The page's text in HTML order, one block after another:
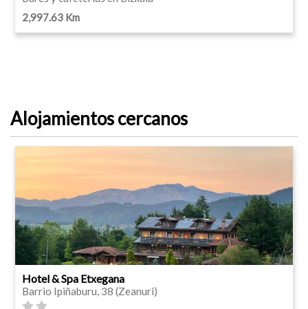
2,997.63 Km
Alojamientos cercanos
Hotel & Spa Etxegana
Barrio Ipiñaburu, 38 (Zeanuri)